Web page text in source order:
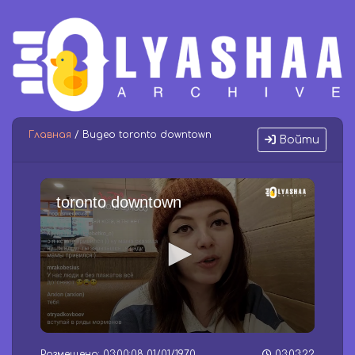
Войти
Главная / Видео toronto downtown
toronto downtown
s